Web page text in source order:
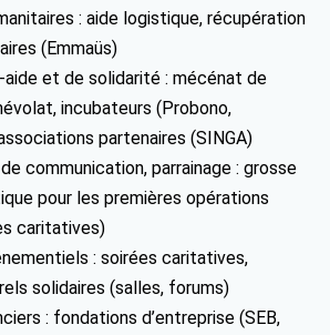
: aide logistique, récupération
(Emmaüs)
aide et de solidarité : mécénat de
incubateurs (Probono,
partenaires (SINGA)
communication, parrainage : grosse
pour les premières opérations
caritatives)
: soirées caritatives,
solidaires (salles, forums)
: fondations d’entreprise (SEB,